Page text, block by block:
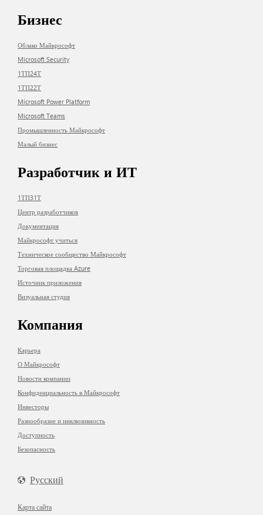
Бизнес
Облако Майкрософт
Microsoft Security
1ТП24Т
1ТП22Т
Microsoft Power Platform
Microsoft Teams
Промышленность Майкрософт
Малый бизнес
Разработчик и ИТ
1ТП31Т
Центр разработчиков
Документация
Майкрософт учиться
Техническое сообщество Майкрософт
Торговая площадка Azure
Источник приложения
Визуальная студия
Компания
Карьера
О Майкрософт
Новости компании
Конфиденциальность в Майкрософт
Инвесторы
Разнообразие и инклюзивность
Доступность
Безопасность
Русский
Карта сайта